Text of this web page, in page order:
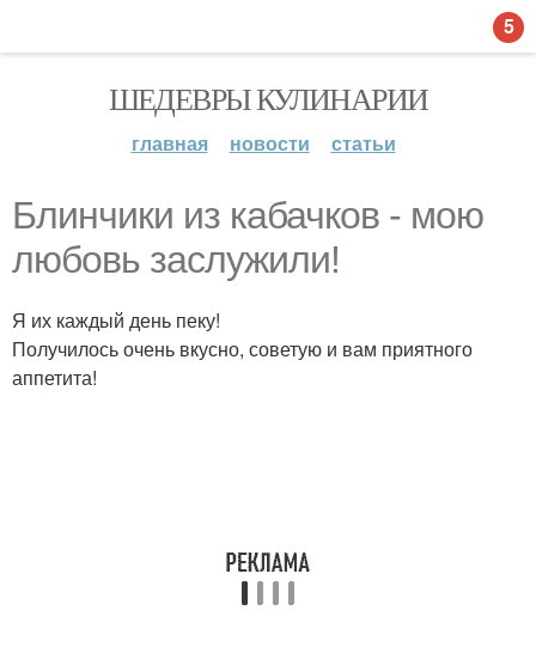
ШЕДЕВРЫ КУЛИНАРИИ
главная новости статьи
Блинчики из кабачков - мою
любовь заслужили!
Я их каждый день пеку!
Получилось очень вкусно, советую и вам приятного
аппетита!
5